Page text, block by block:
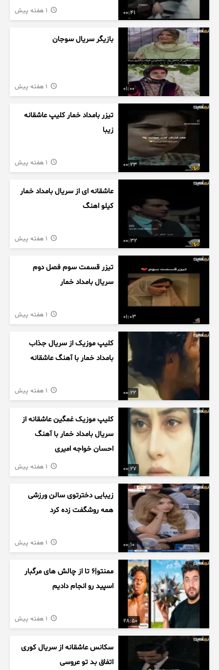
00:41
01:00
بازیگر سریال سوجان
00:23
تیزر بامداد خمار کلیپ عاشقانه
زیبا
00:32
عاشقانه ای از سریال بامداد خمار
کیلو اهنگ
01:03
تیزر قسمت سوم فصل دوم
سریال بامداد خمار
00:22
کلیپ موزیک از سریال جذاب
بامداد خمار با آهنگ عاشقانه
00:27
کلیپ موزیک غمگین عاشقانه از
سریال بامداد خمار با آهنگ
احسان خواجه امیری
00:10
زیبایی دخترتوی سالن ورزشی
همه روشگفت زده کرد
28:50
ممنتو|۶ تا از چالش های مرگبار
اسپید رو انجام دادیم
سکانس عاشقانه از سریال کوری
اتفاق بد تو عروسی